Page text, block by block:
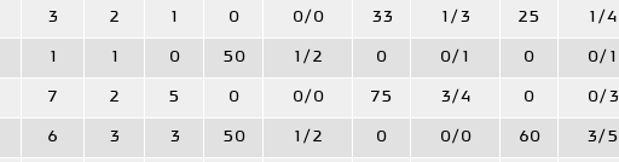
1/4
25
1/3
33
0/0
0
1
2
3
0/1
0
0/1
0
1/2
50
0
1
1
0/3
0
3/4
75
0/0
0
5
2
7
3/5
60
0/0
0
1/2
50
3
3
6